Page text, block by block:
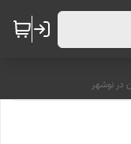
در نوشهر